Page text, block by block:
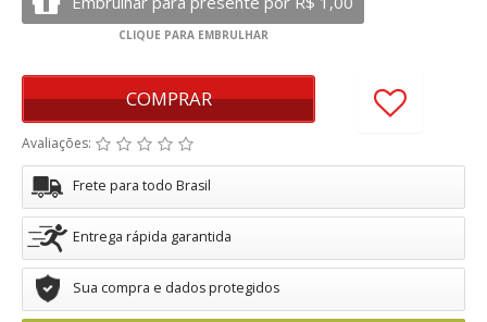
COMPRAR
Avaliações:
Frete para todo Brasil
Entrega rápida garantida
Sua compra e dados protegidos